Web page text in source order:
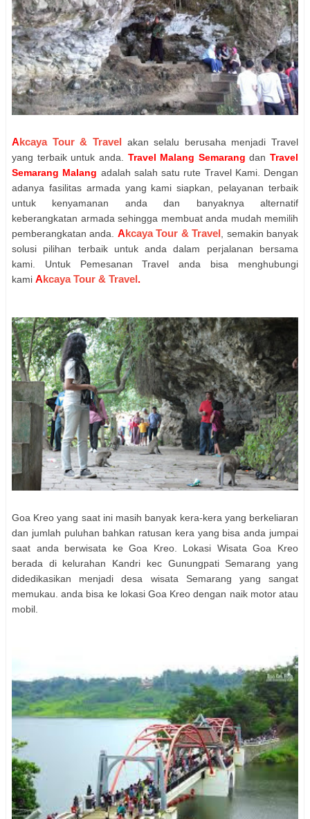
Akcaya Tour & Travel akan selalu berusaha menjadi Travel
yang terbaik untuk anda. Travel Malang Semarangdan Travel
Semarang Malang adalah salah satu rute Travel Kami. Dengan
adanya fasilitas armada yang kami siapkan, pelayanan terbaik
untuk kenyamanan anda dan banyaknya alternatif
keberangkatan armada sehingga membuat anda mudah memilih
pemberangkatan anda.
Akcaya Tour & Travel , semakin banyak
solusi pilihan terbaik untuk anda dalam perjalanan bersama
kami. Untuk Pemesanan Travel anda bisa menghubungi
kami Akcaya Tour & Travel.
Goa Kreo yang saat ini masih banyak kera-kera yang berkeliaran
dan jumlah puluhan bahkan ratusan kera yang bisa anda jumpai
saat anda berwisata ke Goa Kreo. Lokasi Wisata Goa Kreo
berada di kelurahan Kandri kec Gunungpati Semarang yang
didedikasikan menjadi desa wisata Semarang yang sangat
memukau. anda bisa ke lokasi Goa Kreo dengan naik motor atau
mobil.